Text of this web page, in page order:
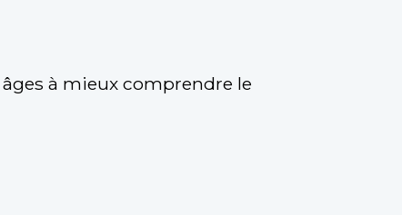
à mieux comprendre le